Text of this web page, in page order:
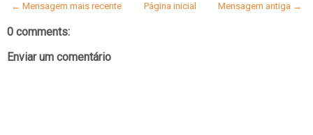
← Mensagem mais recente Mensagem antiga →
Página inicial
0 comments:
Enviar um comentário